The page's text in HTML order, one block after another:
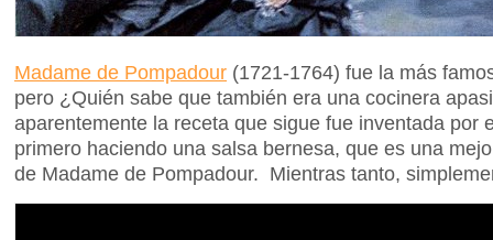
Madame de Pompadour (1721-1764) fue la más
pero ¿Quién sabe que también era una cocinera
aparentemente la receta que sigue fue inventada
primero haciendo una salsa bernesa, que es una
de Madame de Pompadour. Mientras tanto,